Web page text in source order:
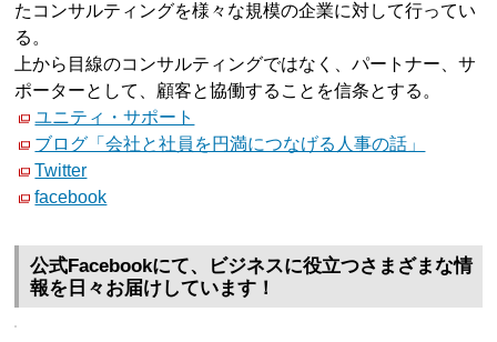
たコンサルティングを様々な規模の企業に対して行ってい
る。
上から目線のコンサルティングではなく、パートナー、サ
ポーターとして、顧客と協働することを信条とする。
ユニティ・サポート
ブログ「会社と社員を円満につなげる人事の話」
Twitter
facebook
公式Facebookにて、ビジネスに役立つさまざまな情
報を日々お届けしています！